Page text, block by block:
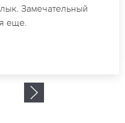
было сделано.